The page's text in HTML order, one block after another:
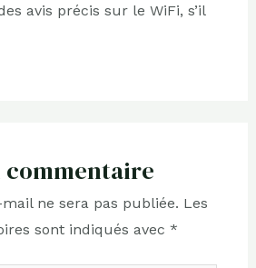
avis précis sur le WiFi, s’il
commentaire
ne sera pas publiée. Les
sont indiqués avec *